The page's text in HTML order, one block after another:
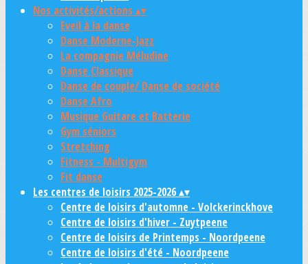
Nos activités/actions ▴▾
Eveil à la danse
Danse Moderne-Jazz
La compagnie Méludine
Danse Classique
Danse de couple/ Danse de société
Danse Afro
Musique Guitare et Batterie
Gym séniors
Stretching
Fitness - Multigym
Fit danse
Les centres de loisirs 2025-2026▴▾
Centre de loisirs d'automne - Volckerinckhove
Centre de loisirs d'hiver - Zuytpeene
Centre de loisirs de Printemps - Noordpeene
Centre de loisirs d'été - Noordpeene